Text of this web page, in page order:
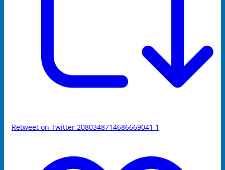
Retweet on Twitter 2080348714686669041 1